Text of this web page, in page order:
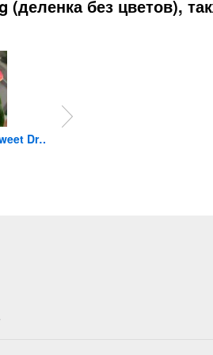
без цветов),
Anthurium Sweet Dream...